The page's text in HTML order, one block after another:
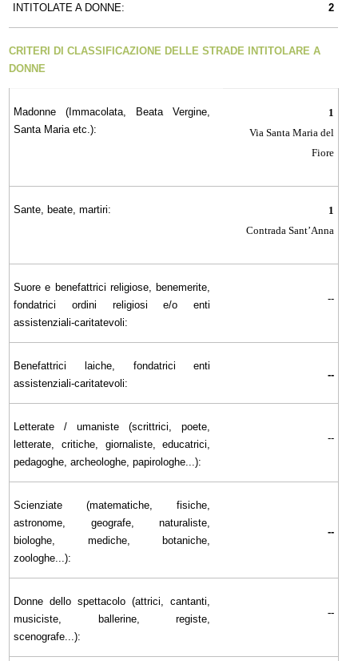
INTITOLATE A DONNE: 2
CRITERI DI CLASSIFICAZIONE DELLE STRADE INTITOLARE A
DONNE
Madonne (Immacolata, Beata Vergine,
Santa Maria etc.):
1
Via Santa Maria del
Fiore
Sante, beate, martiri:
1
Contrada Sant’Anna
Suore e benefattrici religiose, benemerite,
fondatrici ordini religiosi e/o enti
assistenziali-caritatevoli:
--
Benefattrici laiche, fondatrici enti
assistenziali-caritatevoli:
--
Letterate / umaniste (scrittrici, poete,
letterate, critiche, giornaliste, educatrici,
pedagoghe, archeologhe, papirologhe...):
--
Scienziate (matematiche, fisiche,
astronome, geografe, naturaliste,
biologhe, mediche, botaniche,
zoologhe...):
--
Donne dello spettacolo (attrici, cantanti,
musiciste, ballerine, registe,
scenografe...):
--